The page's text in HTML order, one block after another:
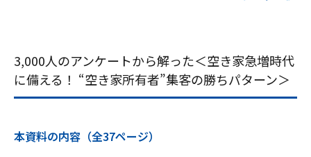
3,000人のアンケートから解った＜空き家急増時代
に備える！ “空き家所有者”集客の勝ちパターン＞
本資料の内容（全37ページ）